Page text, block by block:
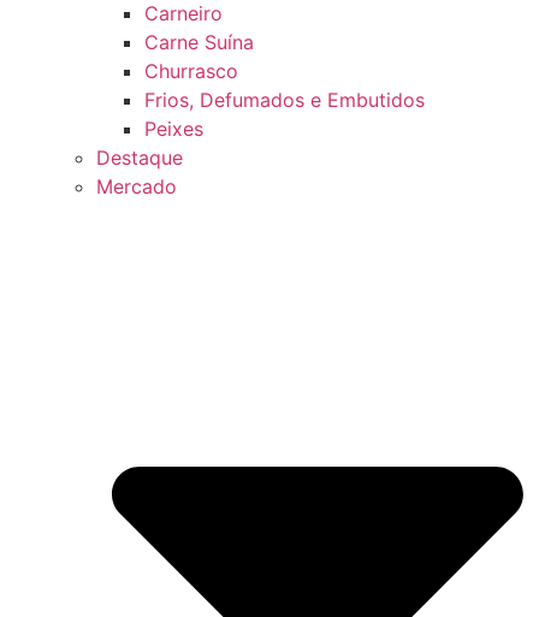
Carneiro
Carne Suína
Churrasco
Frios, Defumados e Embutidos
Peixes
Destaque
Mercado